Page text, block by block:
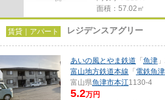
面積：57.02㎡
賃貸｜アパート レジデンスアグリー
あいの風とやま鉄道 「 魚津
富山地方鉄道本線 「 電鉄魚津
富山県魚津市本江1130-4
5.2万円